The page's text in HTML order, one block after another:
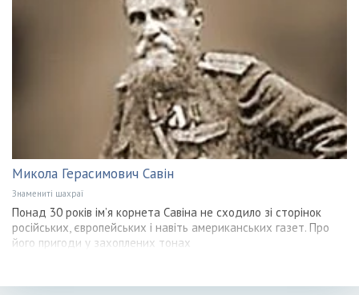
Микола Герасимович Савін
Знамениті шахраї
Понад 30 років ім’я корнета Савіна не сходило зі сторінок
російських, європейських і навіть американських газет. Про
його пригоди у захоплених тонах